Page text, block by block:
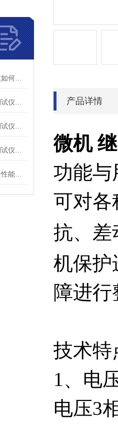
产品详情
微机
功能与
可对各
抗、差
机保护
障进
技术特
1、电
电压3